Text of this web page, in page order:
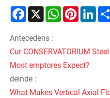
Facebook
X WhatsAppPinterest
Antecedens :
Cur CONSERVATORIUM
Most emptores Expect?
deinde :
What Makes Vertical Axial